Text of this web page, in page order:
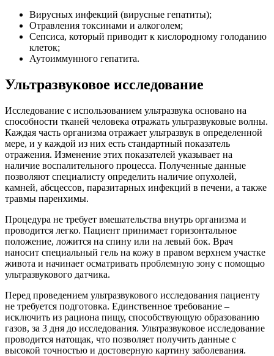
Вирусных инфекций (вирусные гепатиты);
Отравления токсинами и алкоголем;
Сепсиса, который приводит к кислородному голоданию
клеток;
Аутоиммунного гепатита.
Ультразвуковое исследование
Исследование с использованием ультразвука основано на
способности тканей человека отражать ультразвуковые волны.
Каждая часть организма отражает ультразвук в определенной
мере, и у каждой из них есть стандартный показатель
отражения. Изменение этих показателей указывает на
наличие воспалительного процесса. Полученные данные
позволяют специалисту определить наличие опухолей,
камней, абсцессов, паразитарных инфекций в печени, а также
травмы паренхимы.
Процедура не требует вмешательства внутрь организма и
проводится легко. Пациент принимает горизонтальное
положение, ложится на спину или на левый бок. Врач
наносит специальный гель на кожу в правом верхнем участке
живота и начинает осматривать проблемную зону с помощью
ультразвукового датчика.
Перед проведением ультразвукового исследования пациенту
не требуется подготовка. Единственное требование –
исключить из рациона пищу, способствующую образованию
газов, за 3 дня до исследования. Ультразвуковое исследование
проводится натощак, что позволяет получить данные с
высокой точностью и достоверную картину заболевания.